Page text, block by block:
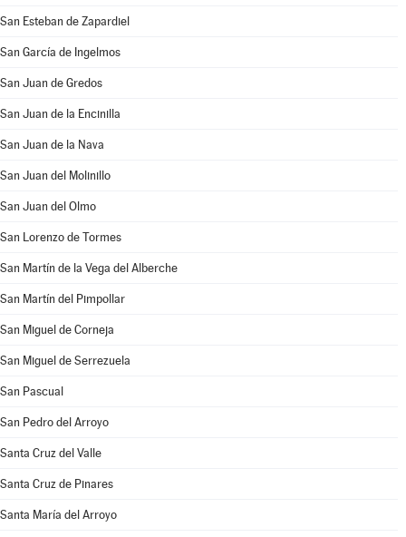
San Esteban de Zapardiel
San García de Ingelmos
San Juan de Gredos
San Juan de la Encinilla
San Juan de la Nava
San Juan del Molinillo
San Juan del Olmo
San Lorenzo de Tormes
San Martín de la Vega del Alberche
San Martín del Pimpollar
San Miguel de Corneja
San Miguel de Serrezuela
San Pascual
San Pedro del Arroyo
Santa Cruz del Valle
Santa Cruz de Pinares
Santa María del Arroyo